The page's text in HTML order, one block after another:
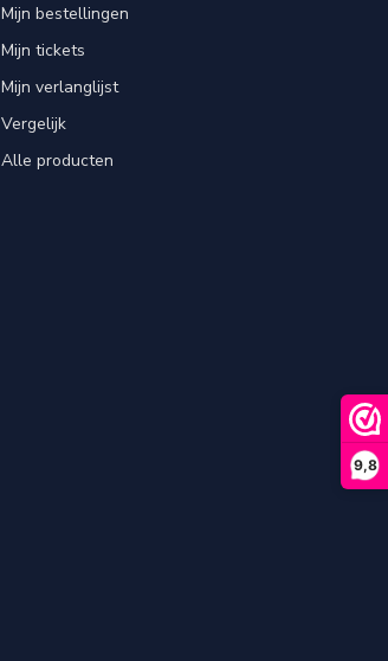
9,8
Mijn bestellingen
Mijn tickets
Mijn verlanglijst
Vergelijk
Alle producten